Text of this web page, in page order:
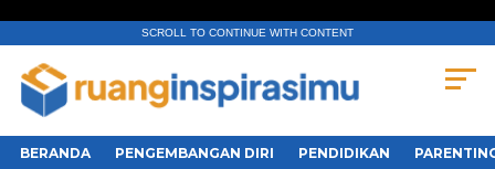
SCROLL TO CONTINUE WITH CONTENT
BERANDA PENGEMBANGAN DIRI PENDIDIKAN